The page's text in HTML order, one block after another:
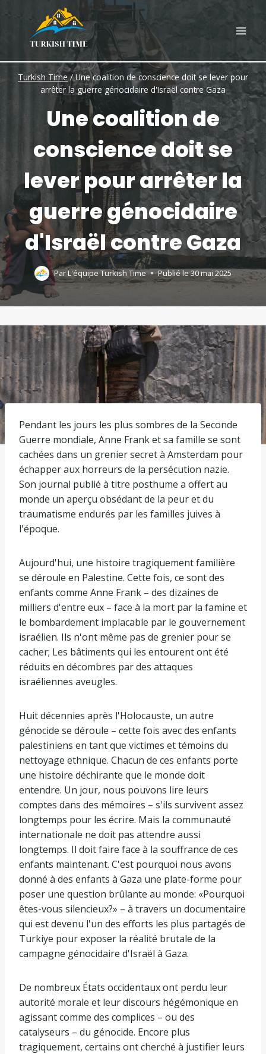
content
Turkish Time/Une coalition de conscience doit se lever pour
arrêter la guerre génocidaire d'Israël contre Gaza
Une coalition de
conscience doit se
lever pour arrêter la
guerre génocidaire
d'Israël contre Gaza
ParL'équipe Turkish Time Publié le30 mai 2025
Pendant les jours les plus sombres de la Seconde
Guerre mondiale, Anne Frank et sa famille se sont
cachées dans un grenier secret à Amsterdam pour
échapper aux horreurs de la persécution nazie.
Son journal publié à titre posthume a offert au
monde un aperçu obsédant de la peur et du
traumatisme endurés par les familles juives à
l'époque.
Aujourd'hui, une histoire tragiquement familière
se déroule en Palestine. Cette fois, ce sont des
enfants comme Anne Frank – des dizaines de
milliers d'entre eux – face à la mort par la famine et
le bombardement implacable par le gouvernement
israélien. Ils n'ont même pas de grenier pour se
cacher; Les bâtiments qui les entourent ont été
réduits en décombres par des attaques
israéliennes aveugles.
Huit décennies après l'Holocauste, un autre
génocide se déroule – cette fois avec des enfants
palestiniens en tant que victimes et témoins du
nettoyage ethnique. Chacun de ces enfants porte
une histoire déchirante que le monde doit
entendre. Un jour, nous pouvons lire leurs
comptes dans des mémoires – s'ils survivent assez
longtemps pour les écrire. Mais la communauté
internationale ne doit pas attendre aussi
longtemps. Il doit faire face à la souffrance de ces
enfants maintenant. C'est pourquoi nous avons
donné à des enfants à Gaza une plate-forme pour
poser une question brûlante au monde: «Pourquoi
êtes-vous silencieux?» – à travers un documentaire
qui est devenu l'un des efforts les plus partagés de
Turkiye pour exposer la réalité brutale de la
campagne génocidaire d'Israël à Gaza.
De nombreux États occidentaux ont perdu leur
autorité morale et leur discours hégémonique en
agissant comme des complices – ou des
catalyseurs – du génocide. Encore plus
tragiquement, certains ont cherché à justifier leurs